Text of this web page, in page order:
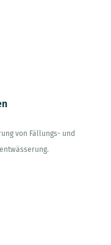
von Fällungs- und